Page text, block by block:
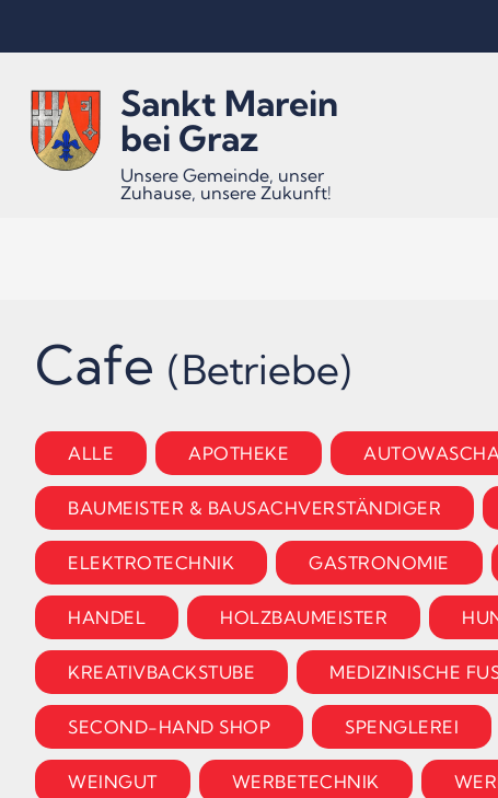
Inhalt
Accesskey
Hauptmenü
Accesskey
Quicklinks
Accesskey
Sankt Marein
bei Graz
Unsere Gemeinde, unser
Zuhause, unsere Zukunft!
Cafe (Betriebe)
ALLE APOTHEKE
BAUMEISTER & BAUSACHVERSTÄNDIGER
ELEKTROTECHNIK GASTRONOMIE
HANDEL HOLZBAUMEISTER
KREATIVBACKSTUBE MEDIZINISCHE
SECOND-HAND SHOP SPENGLEREI
WEINGUT WERBETECHNIK